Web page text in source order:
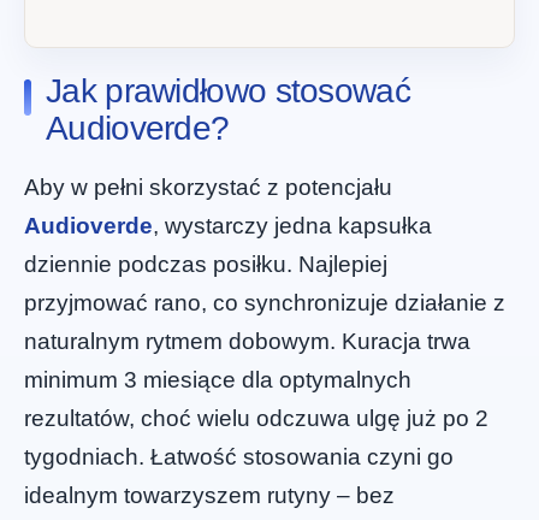
Jak prawidłowo stosować
Audioverde?
Aby w pełni skorzystać z potencjału
Audioverde, wystarczy jedna kapsułka
dziennie podczas posiłku. Najlepiej
przyjmować rano, co synchronizuje działanie z
naturalnym rytmem dobowym. Kuracja trwa
minimum 3 miesiące dla optymalnych
rezultatów, choć wielu odczuwa ulgę już po 2
tygodniach. Łatwość stosowania czyni go
idealnym towarzyszem rutyny – bez